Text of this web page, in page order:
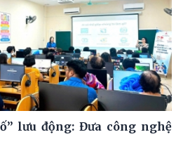
lưu động: Đưa công nghệ